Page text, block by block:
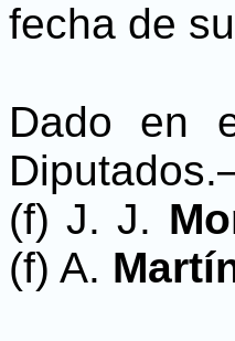
fecha de
Dado en
(f) J. J.
(f) A.